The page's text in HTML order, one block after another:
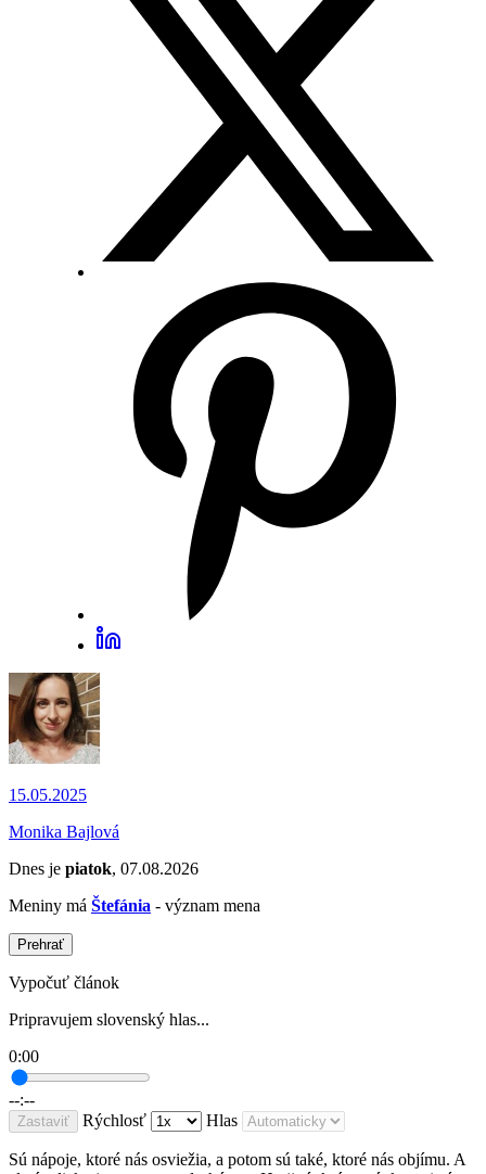
15.05.2025
Monika Bajlová
Dnes je piatok, 07.08.2026
Meniny má Štefánia - význam mena
Prehrať
Vypočuť článok
Pripravujem slovenský hlas...
0:00
--:--
Zastaviť Rýchlosť Hlas
Sú nápoje, ktoré nás osviežia, a potom sú také, ktoré nás objímu. A